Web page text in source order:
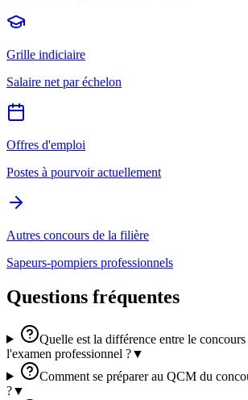
Grille indiciaire
Salaire net par échelon
Offres d'emploi
Postes à pourvoir actuellement
Autres concours de la filière
Sapeurs-pompiers professionnels
Questions fréquentes
Quelle est la différence entre le concours
l'examen professionnel ?▼
Comment se préparer au QCM du
?▼